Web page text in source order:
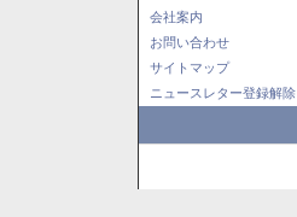
会社案内
お問い合わせ
サイトマップ
ニュースレター登録解除